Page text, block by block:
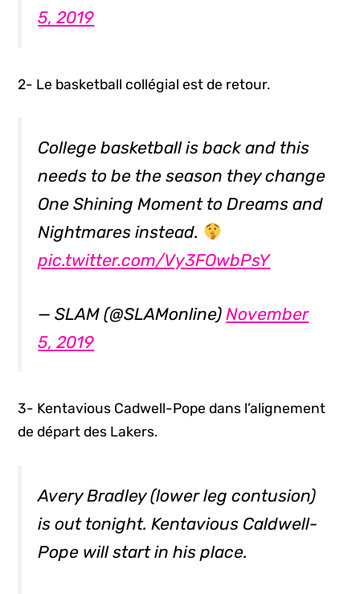
5, 2019
2- Le basketball collégial est de retour.
College basketball is back and this
needs to be the season they change
One Shining Moment to Dreams and
Nightmares instead.
pic.twitter.com/Vy3FOwbPsY
— SLAM (@SLAMonline)November
5, 2019
3- Kentavious Cadwell-Pope dans l’alignement
de départ des Lakers.
Avery Bradley (lower leg contusion)
is out tonight. Kentavious Caldwell-
Pope will start in his place.